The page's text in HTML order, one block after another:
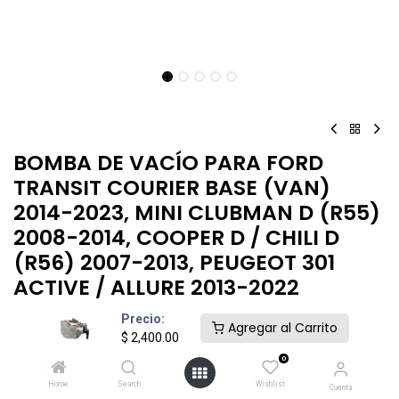
Precio:
$ 2,400.00
Agregar al Carrito
Home Search
0
Wishlist Cuenta
BOMBA DE VACÍO PARA FORD
TRANSIT COURIER BASE (VAN)
2014-2023, MINI CLUBMAN D (R55)
2008-2014, COOPER D / CHILI D
(R56) 2007-2013, PEUGEOT 301
ACTIVE / ALLURE 2013-2022
BOMBAS DE VACIO PIERBURG CITROEN 2010-2015